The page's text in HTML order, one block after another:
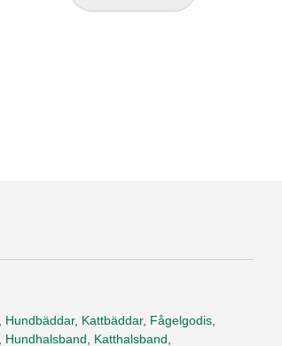
Hundbäddar, Kattbäddar, Fågelgodis
Hundhalsband Katthalsband